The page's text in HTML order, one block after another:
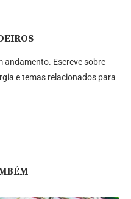
andamento. Escreve sobre
e temas relacionados para